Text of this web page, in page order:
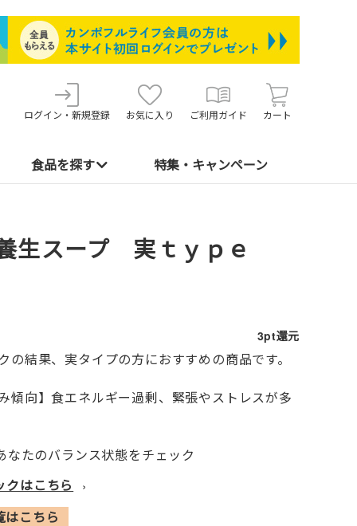
ログイン・新規登録 お気に入り ご利用ガイド カート
食品を探す 特集・キャンペーン
生スープ 実ｔｙｐｅ
3pt還元
の結果、実タイプの方におすすめの商品です。
傾向】食エネルギー過剰、緊張やストレスが多
なたのバランス状態をチェック
クはこちら
›
こちら